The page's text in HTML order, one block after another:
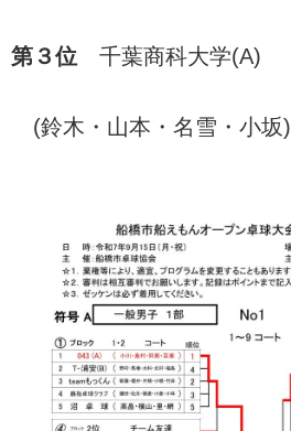
第３位 千葉商科大学(A)
(鈴木・山本・名雪・小坂)